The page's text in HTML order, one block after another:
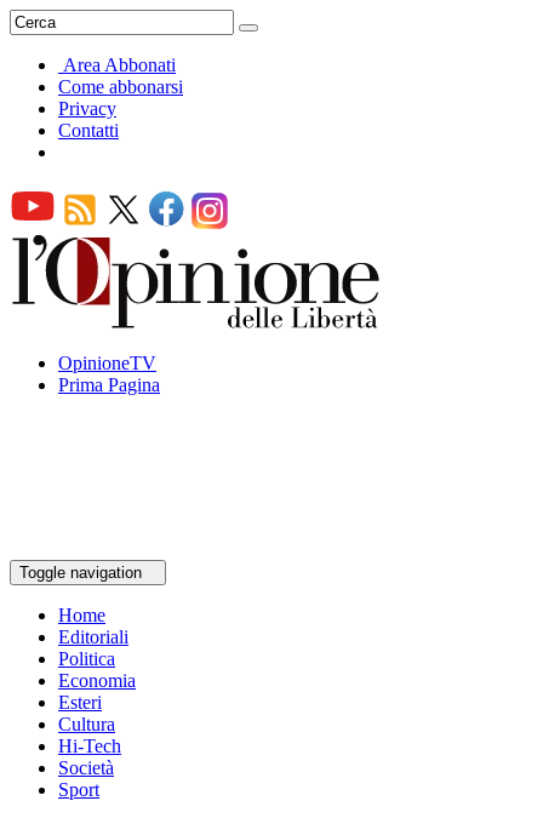
Area Abbonati
Come abbonarsi
Privacy
Contatti
OpinioneTV
Prima Pagina
Toggle navigation
Home
Editoriali
Politica
Economia
Esteri
Cultura
Hi-Tech
Società
Sport